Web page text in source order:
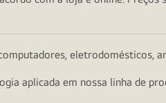
aplicada em nossa linha de